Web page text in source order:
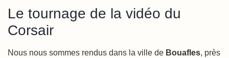
Le tournage de la vidéo du
Corsair
Nous nous sommes rendus dans la ville de Bouafles, près